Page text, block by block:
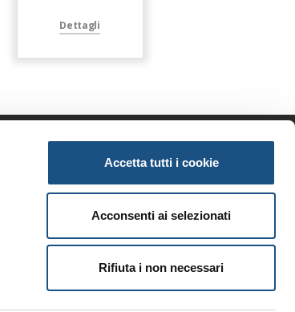
Accetta tutti i cookie
Acconsenti ai selezionati
Rifiuta i non necessari
Dettagli
Informazioni
Privacy
Condizioni generali